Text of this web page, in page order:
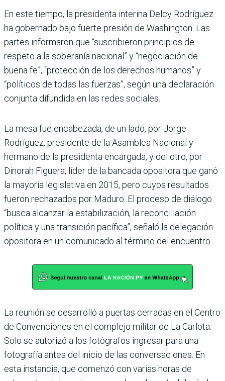
En este tiempo, la presidenta interina Delcy Rodríguez
ha gobernado bajo fuerte presión de Washington. Las
partes informaron que “suscribieron principios de
respeto a la soberanía nacional” y “negociación de
buena fe”, “protección de los derechos humanos” y
“políticos de todas las fuerzas”, según una declaración
conjunta difundida en las redes sociales.
La mesa fue encabezada, de un lado, por Jorge
Rodríguez, presidente de la Asamblea Nacional y
hermano de la presidenta encargada, y del otro, por
Dinorah Figuera, líder de la bancada opositora que ganó
la mayoría legislativa en 2015, pero cuyos resultados
fueron rechazados por Maduro. El proceso de diálogo
“busca alcanzar la estabilización, la reconciliación
política y una transición pacífica”, señaló la delegación
opositora en un comunicado al término del encuentro.
La reunión se desarrolló a puertas cerradas en el Centro
de Convenciones en el complejo militar de La Carlota.
Solo se autorizó a los fotógrafos ingresar para una
fotografía antes del inicio de las conversaciones. En
esta instancia, que comenzó con varias horas de